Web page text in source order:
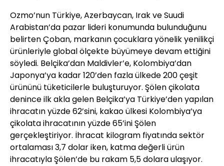
Ozmo’nun Türkiye, Azerbaycan, Irak ve Suudi
Arabistan’da pazar lideri konumunda bulunduğunu
belirten Çoban, markanın çocuklara yönelik yenilikçi
ürünleriyle global ölçekte büyümeye devam ettiğini
söyledi. Belçika’dan Maldivler’e, Kolombiya’dan
Japonya’ya kadar 120’den fazla ülkede 200 çeşit
ürününü tüketicilerle buluşturuyor. Şölen çikolata
denince ilk akla gelen Belçika’ya Türkiye’den yapılan
ihracatın yüzde 62’sini, kakao ülkesi Kolombiya’ya
çikolata ihracatının yüzde 65’ini Şölen
gerçekleştiriyor. İhracat kilogram fiyatında sektör
ortalaması 3,7 dolar iken, katma değerli ürün
ihracatıyla Şölen’de bu rakam 5,5 dolara ulaşıyor.